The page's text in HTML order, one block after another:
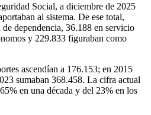
Social, a diciembre de 2025
al sistema. De ese total,
dependencia, 36.188 en servicio
y 229.833 figuraban como
ascendían a 176.153; en 2015
sumaban 368.458. La cifra actual
en una década y del 23% en los